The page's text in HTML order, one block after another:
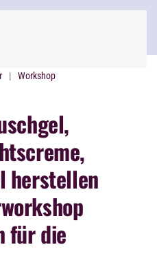
Workshop
herstellen
für die